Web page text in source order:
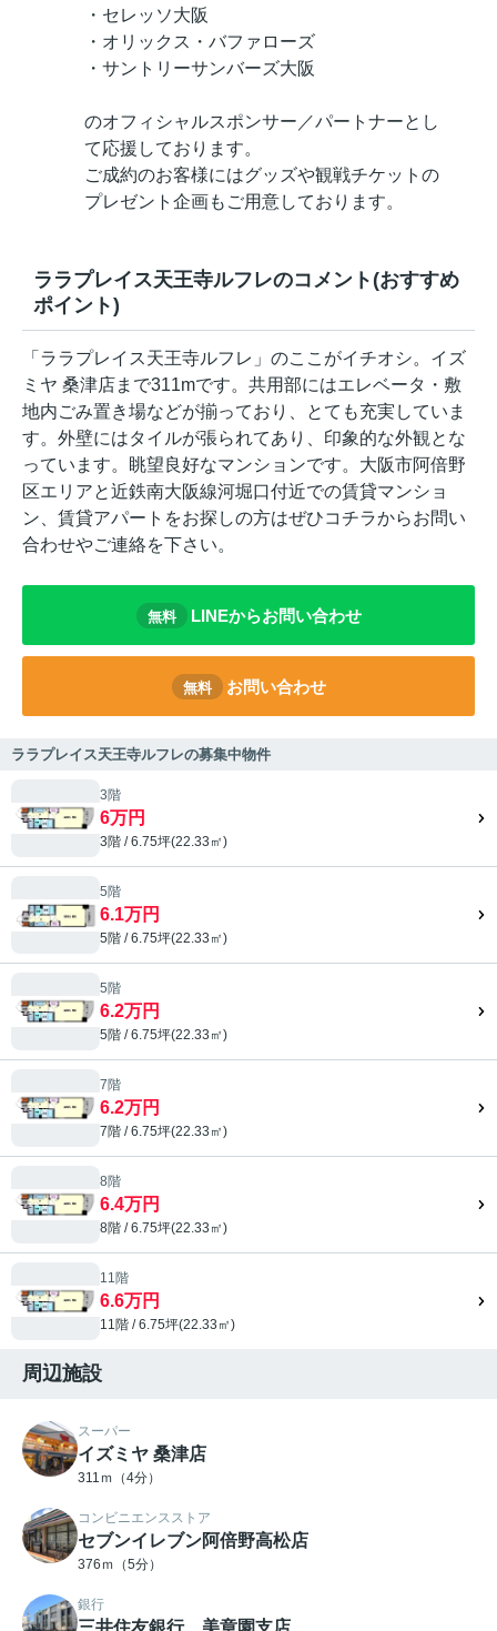
・セレッソ大阪
・オリックス・バファローズ
・サントリーサンバーズ大阪
のオフィシャルスポンサー／パートナーとし
て応援しております。
ご成約のお客様にはグッズや観戦チケットの
プレゼント企画もご用意しております。
ララプレイス天王寺ルフレのコメント(おすすめ
ポイント)
「ララプレイス天王寺ルフレ」のここがイチオシ。イズ
ミヤ 桑津店まで311mです。共用部にはエレベータ・敷
地内ごみ置き場などが揃っており、とても充実していま
す。外壁にはタイルが張られてあり、印象的な外観とな
っています。眺望良好なマンションです。大阪市阿倍野
区エリアと近鉄南大阪線河堀口付近での賃貸マンショ
ン、賃貸アパートをお探しの方はぜひコチラからお問い
合わせやご連絡を下さい。
無料 LINEからお問い合わせ
無料 お問い合わせ
ララプレイス天王寺ルフレの募集中物件
3階
6万円
3階 / 6.75坪(22.33㎡)
5階
6.1万円
5階 / 6.75坪(22.33㎡)
5階
6.2万円
5階 / 6.75坪(22.33㎡)
7階
6.2万円
7階 / 6.75坪(22.33㎡)
8階
6.4万円
8階 / 6.75坪(22.33㎡)
11階
6.6万円
11階 / 6.75坪(22.33㎡)
周辺施設
スーパー
イズミヤ 桑津店
311ｍ（4分）
コンビニエンスストア
セブンイレブン阿倍野高松店
376ｍ（5分）
銀行